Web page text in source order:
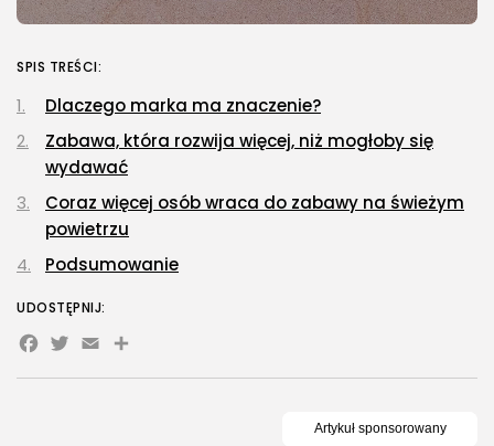
OPUBLIKOWAŁ: REDAKCJA
wybrać,...
POPULARNE KATEGORIE
83 Artykułów
SPIS TREŚCI:
Dlaczego marka ma znaczenie?
Zabawa, która rozwija więcej, niż mogłoby się
wydawać
Coraz więcej osób wraca do zabawy na świeżym
powietrzu
Podsumowanie
UDOSTĘPNIJ:
Facebook
Twitter
EmailShare